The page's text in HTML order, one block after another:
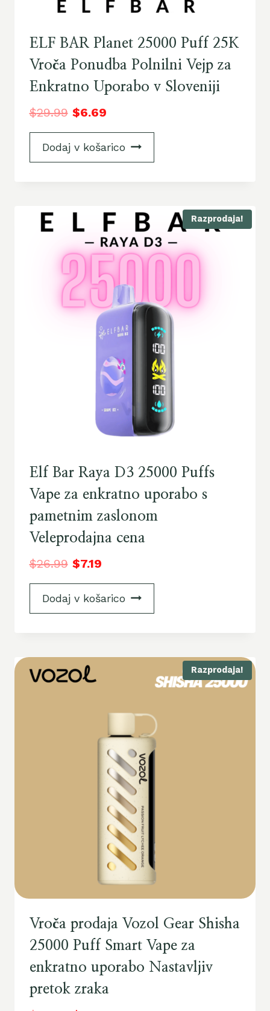
ELF BAR Planet 25000 Puff 25K
Vroča Ponudba Polnilni Vejp za
Enkratno Uporabo v Sloveniji
$29.99 $6.69
Dodaj v košarico
Razprodaja!
Elf Bar Raya D3 25000 Puffs
Vape za enkratno uporabo s
pametnim zaslonom
Veleprodajna cena
$26.99 $7.19
Dodaj v košarico
Razprodaja!
Vroča prodaja Vozol Gear Shisha
25000 Puff Smart Vape za
enkratno uporabo Nastavljiv
pretok zraka